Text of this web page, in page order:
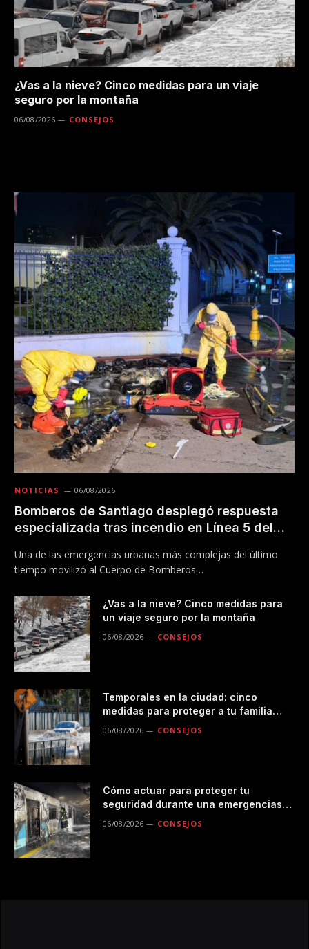
¿Vas a la nieve? Cinco medidas para un viaje
seguro por la montaña
06/08/2026 CONSEJOS
NOTICIAS 06/08/2026
Bomberos de Santiago desplegó respuesta
especializada tras incendio en Línea 5 del
Una de las emergencias urbanas más complejas del último
tiempo movilizó al Cuerpo de Bomberos…
¿Vas a la nieve? Cinco medidas para
un viaje seguro por la montaña
06/08/2026 CONSEJOS
Temporales en la ciudad: cinco
medidas para proteger a tu familia
06/08/2026 CONSEJOS
Cómo actuar para proteger tu
seguridad durante una emergencias
06/08/2026 CONSEJOS